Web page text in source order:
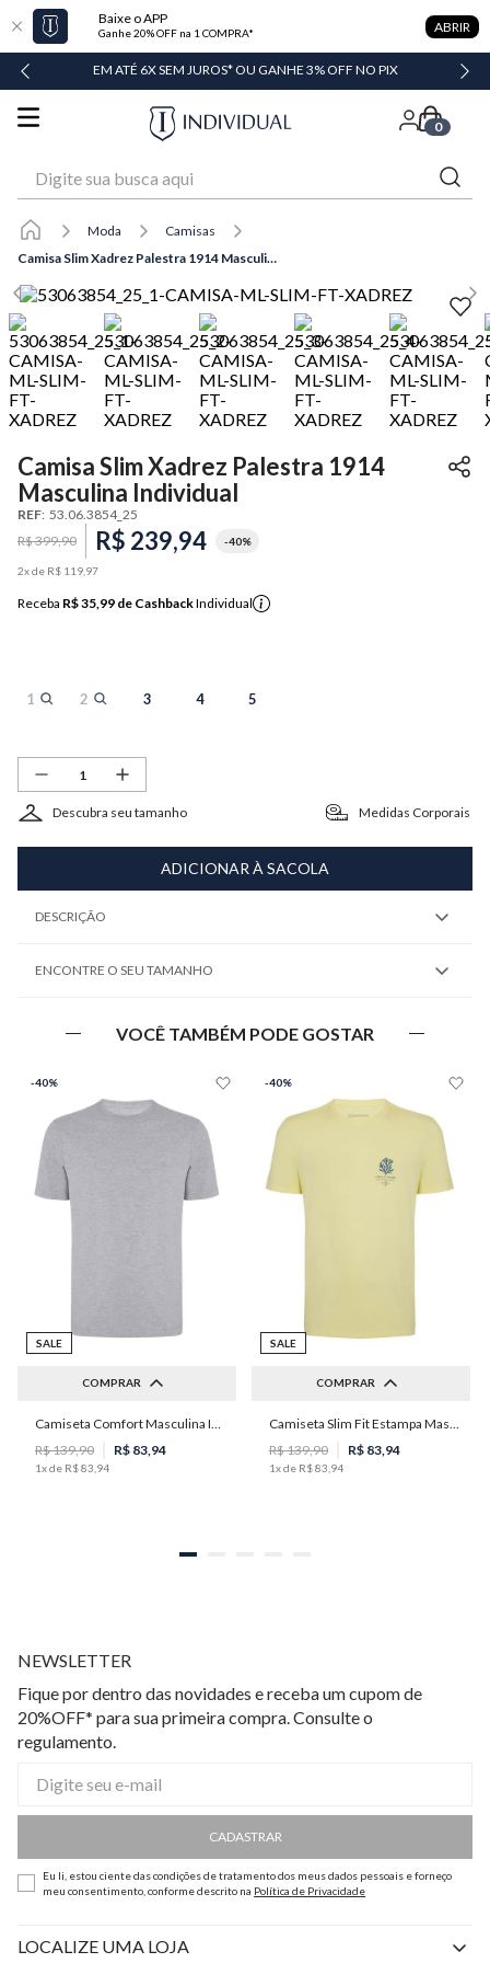
Baixe o APP
Ganhe 20% OFF na 1 COMPRA* ABRIR
EM ATÉ 6X SEM JUROS* OU GANHE 3% OFF NO PIX
0
Moda
Camisas
Camisa Slim Xadrez Palestra 1914 Masculina Individual
Camisa Slim Xadrez Palestra 1914
Masculina Individual
REF: 53.06.3854_25
R$399,90 R$ 239,94 -40%
2x de R$ 119 97
Receba R$ 35,99 de CashbackIndividual
1 2 3 4 5
Descubra seu tamanho Medidas Corporais
ADICIONAR À SACOLA
DESCRIÇÃO
ENCONTRE O SEU TAMANHO
VOCÊ TAMBÉM PODE GOSTAR
-40%
SALE
COMPRAR
P M G GG
R$139,90 R$ 83, 94
1x de R$83 94
-40%
SALE
COMPRAR
PP P M
R$139,90 R$ 83, 94
1x de R$83 94
NEWSLETTER
Fique por dentro das novidades e receba um cupom de
20%OFF* para sua primeira compra. Consulte o
regulamento.
CADASTRAR
Eu li, estou ciente das condições de tratamento dos meus dados pessoais e forneço
meu consentimento, conforme descrito na Política de Privacidade
LOCALIZE UMA LOJA